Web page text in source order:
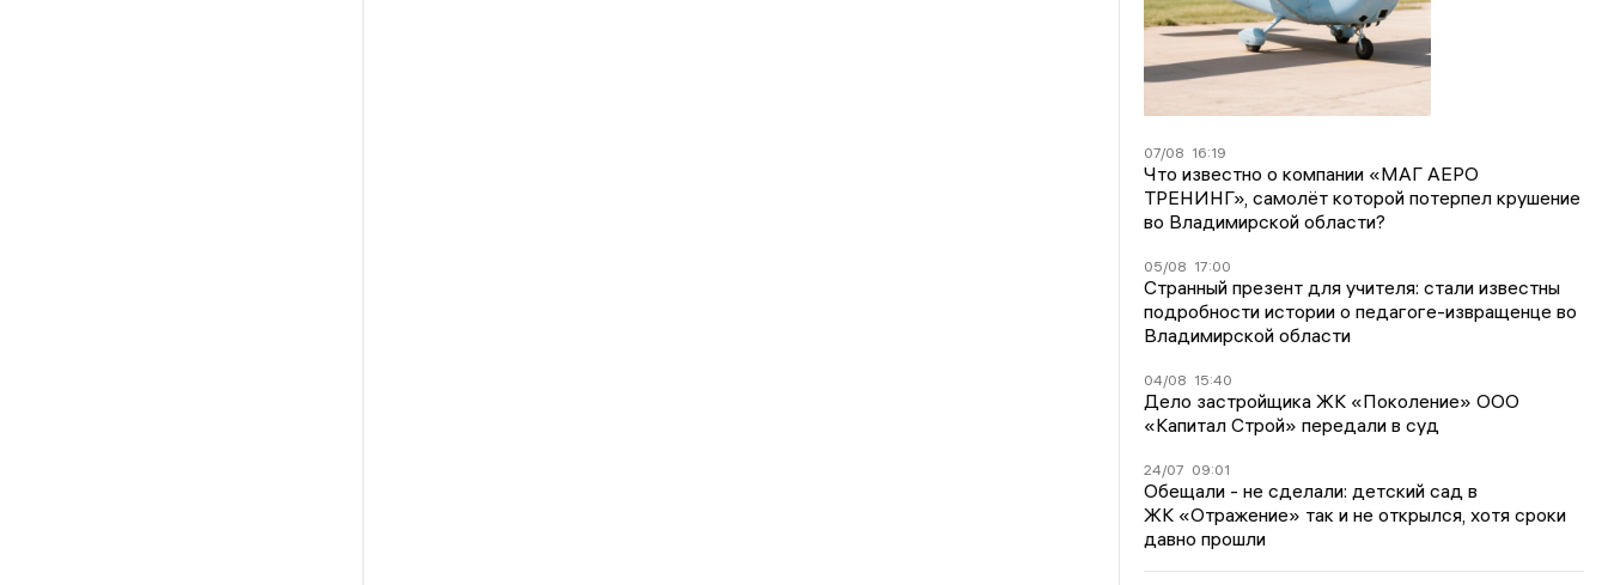
07/08 16:19
Что известно о компании «МАГ АЕРО
ТРЕНИНГ», самолёт которой потерпел крушение
во Владимирской области?
05/08 17:00
Странный презент для учителя: стали известны
подробности истории о педагоге-извращенце во
Владимирской области
04/08 15:40
Дело застройщика ЖК «Поколение» ООО
«Капитал Строй» передали в суд
24/07 09:01
Обещали - не сделали: детский сад в
ЖК «Отражение» так и не открылся, хотя сроки
давно прошли